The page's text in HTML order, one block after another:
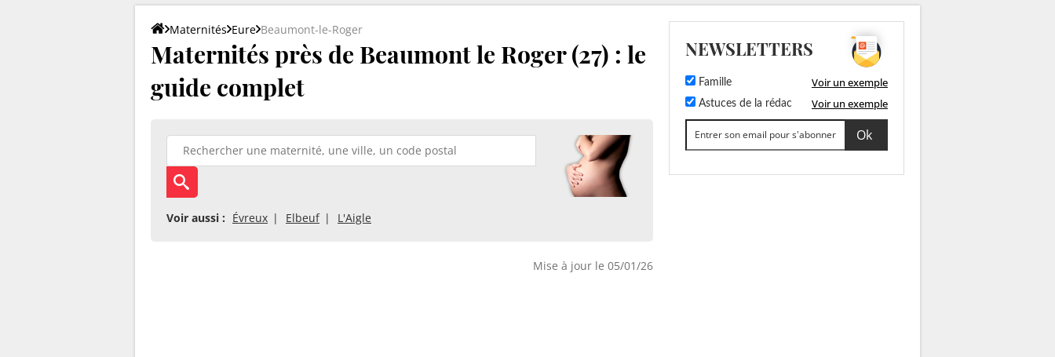
Maternités Eure Beaumont-le-Roger
Maternités près de Beaumont le Roger (27) : le
guide complet
Voir aussi : Évreux Elbeuf L'Aigle
Mise à jour le 05/01/26
NEWSLETTERS
Famille Voir un exemple
Astuces de la rédac Voir un exemple